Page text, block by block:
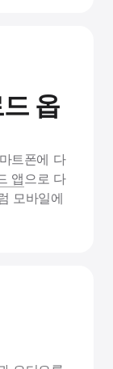
옵
트폰에 다
앱으로 다
모바일에